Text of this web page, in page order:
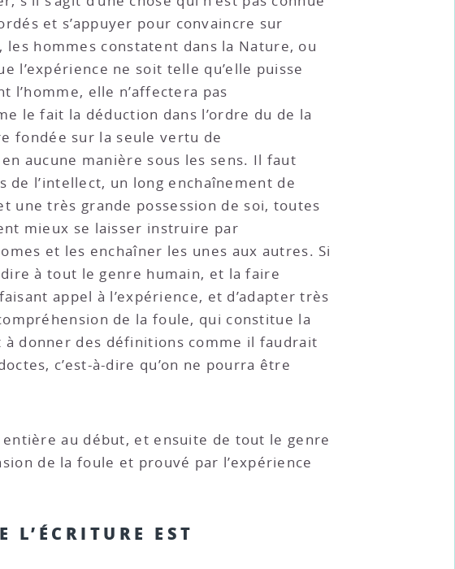
et s’appuyer pour convaincre sur
les hommes constatent dans la Nature, ou
l’expérience ne soit telle qu’elle puisse
elle n’affectera pas
le fait la déduction dans l’ordre du de la
fondée sur la seule vertu de
aucune manière sous les sens. Il faut
l’intellect, un long enchaînement de
très grande possession de soi, toutes
mieux se laisser instruire par
et les enchaîner les unes aux autres. Si
à tout le genre humain, et la faire
appel à l’expérience, et d’adapter très
de la foule, qui constitue la
donner des définitions comme il faudrait
c’est-à-dire qu’on ne pourra être
entière au début, et ensuite de tout le genre
de la foule et prouvé par l’expérience
EST